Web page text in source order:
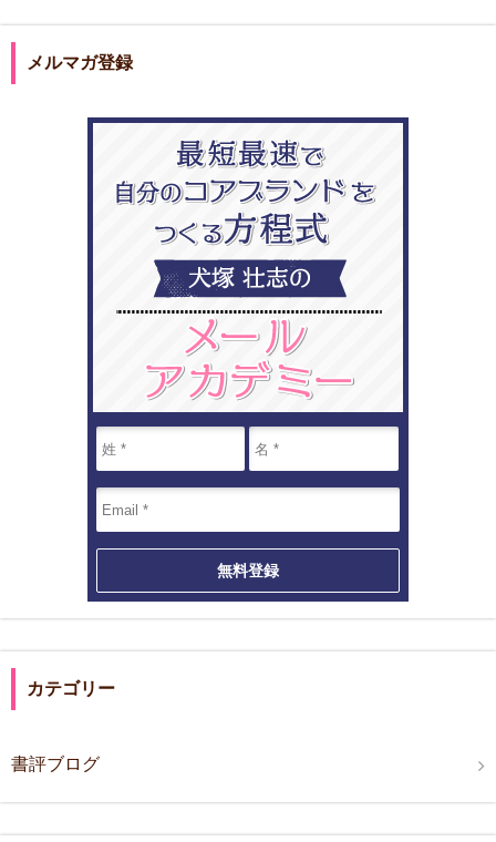
メルマガ登録
カテゴリー
書評ブログ